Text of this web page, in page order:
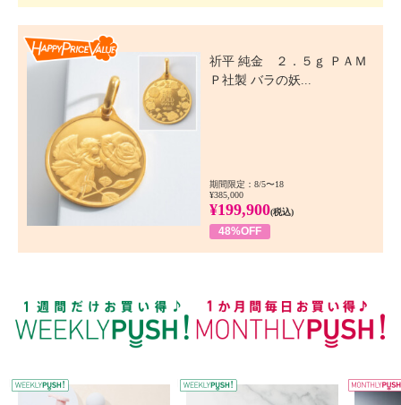
祈平 純金 ２．５ｇ ＰＡＭ
Ｐ社製 バラの妖...
期間限定：8/5〜18
¥385,000
¥199,900(税込)
48%OFF
WEEKLY PUSH